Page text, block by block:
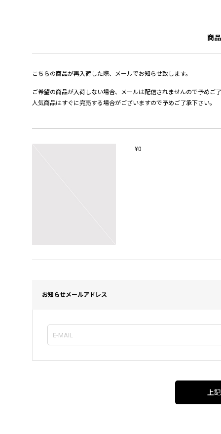
商
こちらの商品が再入荷した際、メールでお知らせ致します。
ご希望の商品が入荷しない場合、メールは配信されませんので予めご
人気商品はすぐに完売する場合がございますので予めご了承下さい。
¥0
お知らせメールアドレス
上